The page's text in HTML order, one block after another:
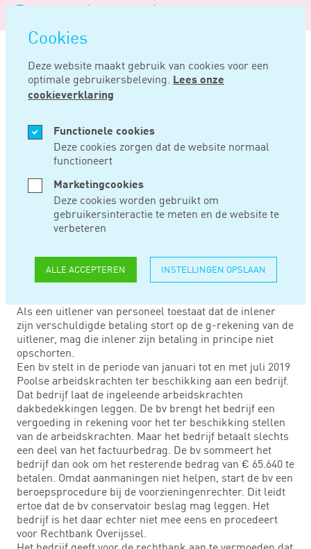
overslaan
Cookies
Deze website maakt gebruik van cookies voor een
optimale gebruikersbeleving. Lees onze
cookieverklaring
Functionele cookies
Deze cookies zorgen dat de website normaal
functioneert
Marketingcookies
Deze cookies worden gebruikt om
gebruikersinteractie te meten en de website te
verbeteren
ALLE ACCEPTEREN INSTELLINGEN OPSLAAN
Logo
Noord
Negentig
Home Nieuws
DEC 02, 2021
GEEN EXCUUS OM
BETALING OP G-
REKENING UIT TE
STELLEN
Als een uitlener van personeel toestaat dat de inlener
zijn verschuldigde betaling stort op de g-rekening van de
uitlener, mag die inlener zijn betaling in principe niet
opschorten.
Een bv stelt in de periode van januari tot en met juli 2019
Poolse arbeidskrachten ter beschikking aan een bedrijf.
Dat bedrijf laat de ingeleende arbeidskrachten
dakbedekkingen leggen. De bv brengt het bedrijf een
vergoeding in rekening voor het ter beschikking stellen
van de arbeidskrachten. Maar het bedrijf betaalt slechts
een deel van het factuurbedrag. De bv sommeert het
bedrijf dan ook om het resterende bedrag van € 65.640 te
betalen. Omdat aanmaningen niet helpen, start de bv een
beroepsprocedure bij de voorzieningenrechter. Dit leidt
ertoe dat de bv conservatoir beslag mag leggen. Het
bedrijf is het daar echter niet mee eens en procedeert
voor Rechtbank Overijssel.